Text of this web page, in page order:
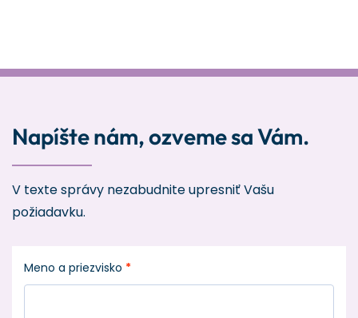
Napíšte nám, ozveme sa Vám.
V texte správy nezabudnite upresniť Vašu
požiadavku.
Meno a priezvisko *